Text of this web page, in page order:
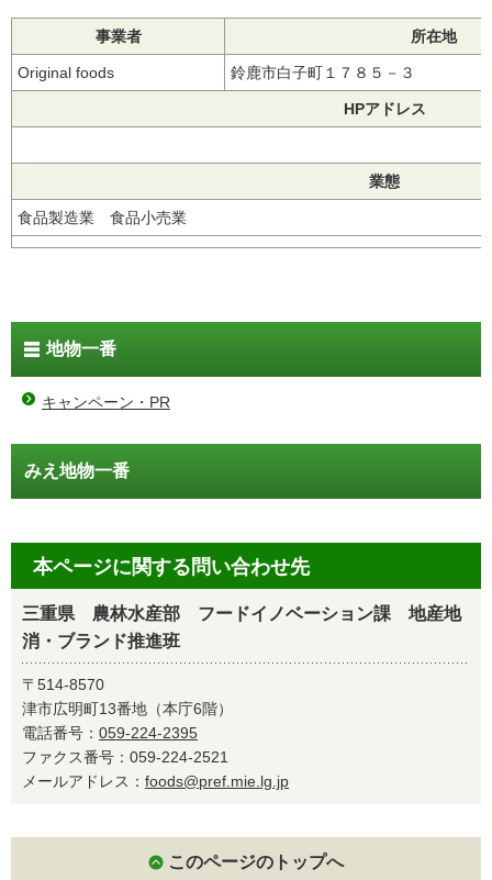
事業者 所在地
Original foods 鈴鹿市白子町１７８５－３
HPアドレス
業態
食品製造業 食品小売業
地物一番
キャンペーン・PR
みえ地物一番
本ページに関する問い合わせ先
三重県 農林水産部 フードイノベーション課 地産地
消・ブランド推進班
〒514-8570
津市広明町13番地（本庁6階）
電話番号： 059-224-2395
ファクス番号：059-224-2521
メールアドレス： foods@pref.mie.lg.jp
このページのトップへ